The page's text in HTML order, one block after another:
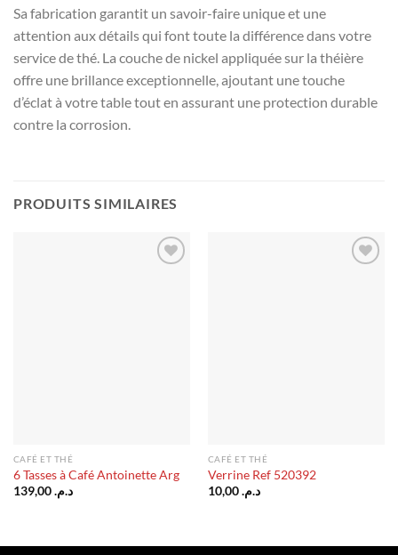
Sa fabrication garantit un savoir-faire unique et une
attention aux détails qui font toute la différence dans votre
service de thé. La couche de nickel appliquée sur la théière
offre une brillance exceptionnelle, ajoutant une touche
d’éclat à votre table tout en assurant une protection durable
contre la corrosion.
PRODUITS SIMILAIRES
CAFÉ ET THÉ
6 Tasses à Café Antoinette Arg
د.م.139,00
CAFÉ ET THÉ
Verrine Ref 520392
د.م.10,00